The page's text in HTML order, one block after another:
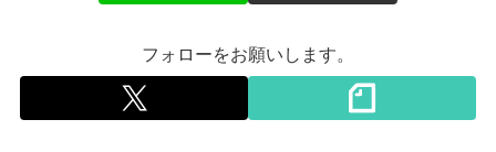
フォローをお願いします。